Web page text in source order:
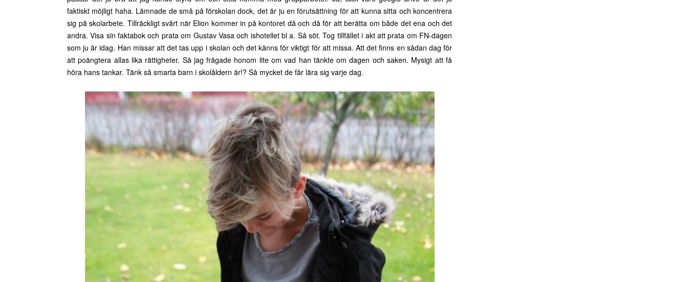
faktiskt möjligt haha. Lämnade de små på förskolan dock, det är ju en förutsättning för att kunna sitta och koncentrera
sig på skolarbete. Tillräckligt svårt när Elion kommer in på kontoret då och då för att berätta om både det ena och det
andra. Visa sin faktabok och prata om Gustav Vasa och ishotellet bl a. Så söt. Tog tillfället i akt att prata om FN-dagen
som ju är idag. Han missar att det tas upp i skolan och det känns för viktigt för att missa. Att det finns en sådan dag för
att poängtera allas lika rättigheter. Så jag frågade honom lite om vad han tänkte om dagen och saken. Mysigt att få
höra hans tankar. Tänk så smarta barn i skolåldern är!? Så mycket de får lära sig varje dag.